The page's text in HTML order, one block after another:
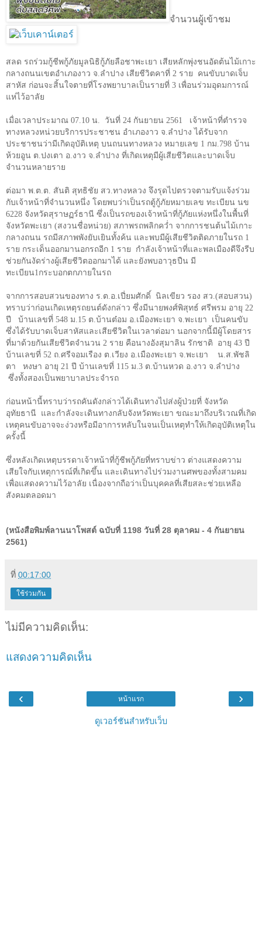
จำนวนผู้เข้าชม
สลด รถร่วมกู้ชีพกู้ภัยมูลนิธิกู้ภัยลือชาพะเยา เสียหลักพุ่งชนอัดต้นไม้เกาะ
กลางถนนเขตอำเภองาว จ.ลำปาง เสียชีวิตคาที่ 2 ราย
คนขับบาดเจ็บ
สาหัส ก่อนจะสิ้นใจตายที่โรงพยาบาลเป็นรายที่ 3 เพื่อนร่วมอุดมการณ์
แห่ไว้อาลัย
เมื่อเวลาประมาณ 07.10 น. วันที่ 24 กันยายน 2561
เจ้าหน้าที่ตำรวจ
ทางหลวงหน่วยบริการประชาชน อำเภองาว จ.ลำปาง ได้รับจาก
ประชาชนว่ามีเกิดอุบัติเหตุ บนถนนทางหลวง หมายเลข 1 กม. 798 บ้าน
ห้วยอูน ต.ปงเตา อ.งาว จ.ลำปาง ที่เกิดเหตุมีผู้เสียชีวิตและบาดเจ็บ
จำนวนหลายราย
ต่อมา พ.ต.ต. สันติ สุทธิชัย สว.ทางหลวง จึงรุดไปตรวจตามรับแจ้งร่วม
กับเจ้าหน้าที่จำนวนหนึ่ง โดยพบว่าเป็นรถตู้กู้ภัยหมายเลข ทะเบียน นข
6228 จังหวัดสุราษฏร์ธานี ซึ่งเป็นรถของเจ้าหน้าที่กู้ภัยแห่งหนึ่งในพื้นที่
จังหวัดพะเยา (สงวนชื่อหน่วย) สภาพรถพลิกคว่ำ จากการชนต้นไม้เกาะ
กลางถนน รถมีสภาพพังยับเยินทั้งค้น และพบมีผู้เสียชีวิตติดภายในรถ 1
ราย กระเด็นออกมานอกรถอีก 1 ราย
กำลังเจ้าหน้าที่และพลเมืองดีจึงรีบ
ช่วยกันงัดร่างผู้เสียชีวิตออกมาได้ และยังพบอาวุธปืน มี
ทะเบียน1 กระบอกตกภายในรถ
จากการสอบสวนของทาง ร.ต.อ.เปี่ยมศักดิ์ นิลเขียว รอง สว.(สอบสวน)
ทราบว่าก่อนเกิดเหตุรถยนต์ดังกล่าว ซึ่งมีนายพงศ์พิสุทธ์ ศรีพรม อายุ 22
ปี
บ้านเลขที่ 548 ม. 15 ต.บ้านต๋อม อ.เมืองพะเยา จ.พะเยา
เป็นคนขับ
ซึ่งได้รับบาดเจ็บสาหัสและเสียชีวิตในเวลาต่อมา นอกจากนี้มีผู้โดยสาร
ที่มาด้วยกันเสียชีวิตจำนวน 2 ราย คือนางอังสุมาลิน รักชาติ อายุ 43 ปี
บ้านเลขที่ 52 ถ.ศรีจอมเรือง ต.เวียง อ.เมืองพะเยา จ.พะเยา
น.ส.พัชลิ
ตา
หงษา อายุ 21 ปี บ้านเลขที่ 115 ม. 3 ต.บ้านหวด อ.งาว จ.ลำปาง
ซึ่งทั้งสองเป็นพยาบาลประจำรถ
ก่อนหน้านี้ทราบว่ารถคันดังกล่าวได้เดินทางไปส่งผู้ป่วยที่ จังหวัด
อุทัยธานี
และกำลังจะเดินทางกลับจังหวัดพะเยา ขณะมาถึงบริเวณที่เกิด
เหตุคนขับอาจจะง่วงหรือมีอาการหลับในจนเป็นเหตุทำให้เกิดอุบัติเหตุใน
ครั้งนี้
ซึ่งหลังเกิดเหตุบรรดาเจ้าหน้าที่กู้ชีพกู้ภัยที่ทราบข่าว ต่างแสดงความ
เสียใจกับเหตุการณ์ที่เกิดขึ้น และเดินทางไปร่วมงานศพของทั้งสามคม
เพื่อแสดงความไว้อาลัย เนื่องจากถือว่าเป็นบุคคลที่เสียสละช่วยเหลือ
สังคมตลอดมา
(หนังสือพิมพ์ลานนาโพสต์ ฉบับที่ 1198 วันที่ 28 ตุลาคม - 4 กันยายน
2561)
ที่ 00:17:00
ใช้ร่วมกัน
ไม่มีความคิดเห็น:
แสดงความคิดเห็น
‹ ›
หน้าแรก
ดูเวอร์ชันสำหรับเว็บ